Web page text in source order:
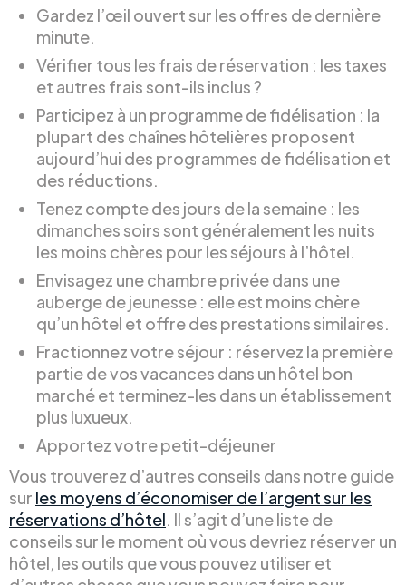
Gardez l’œil ouvert sur les offres de dernière
minute.
Vérifier tous les frais de réservation : les taxes
et autres frais sont-ils inclus ?
Participez à un programme de fidélisation : la
plupart des chaînes hôtelières proposent
aujourd’hui des programmes de fidélisation et
des réductions.
Tenez compte des jours de la semaine : les
dimanches soirs sont généralement les nuits
les moins chères pour les séjours à l’hôtel.
Envisagez une chambre privée dans une
auberge de jeunesse : elle est moins chère
qu’un hôtel et offre des prestations similaires.
Fractionnez votre séjour : réservez la première
partie de vos vacances dans un hôtel bon
marché et terminez-les dans un établissement
plus luxueux.
Apportez votre petit-déjeuner
Vous trouverez d’autres conseils dans notre guide
sur les moyens d’économiser de l’argent sur les
réservations d’hôtel. Il s’agit d’une liste de
conseils sur le moment où vous devriez réserver un
hôtel, les outils que vous pouvez utiliser et